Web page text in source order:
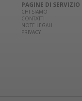
PAGINE DI SERVIZIO
CHI SIAMO
CONTATTI
NOTE LEGALI
PRIVACY